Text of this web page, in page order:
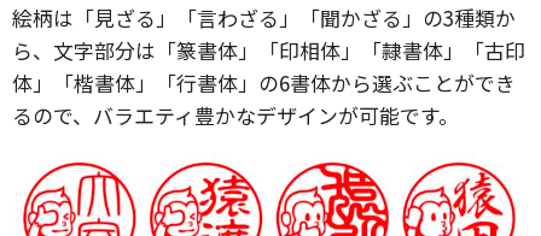
絵柄は「見ざる」「言わざる」「聞かざる」の3種類か
ら、文字部分は「篆書体」「印相体」「隷書体」「古印
体」「楷書体」「行書体」の6書体から選ぶことができ
るので、バラエティ豊かなデザインが可能です。